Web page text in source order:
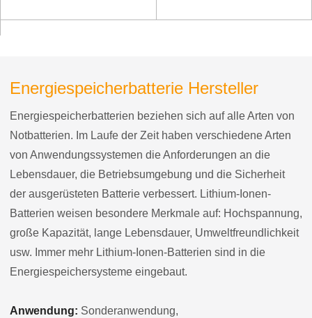
Energiespeicherbatterie Hersteller
Energiespeicherbatterien beziehen sich auf alle Arten von
Notbatterien. Im Laufe der Zeit haben verschiedene Arten
von Anwendungssystemen die Anforderungen an die
Lebensdauer, die Betriebsumgebung und die Sicherheit
der ausgerüsteten Batterie verbessert. Lithium-Ionen-
Batterien weisen besondere Merkmale auf: Hochspannung,
große Kapazität, lange Lebensdauer, Umweltfreundlichkeit
usw. Immer mehr Lithium-Ionen-Batterien sind in die
Energiespeichersysteme eingebaut.
Anwendung: Sonderanwendung,